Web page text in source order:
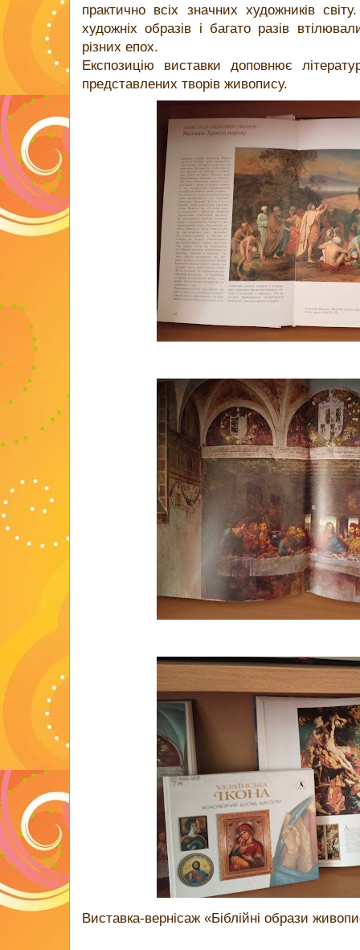
практично всіх значних художників
художніх образів і багато разів
різних епох.
Експозицію виставки доповнює
представлених творів живопису.
Виставка-вернісаж «Біблійні образи